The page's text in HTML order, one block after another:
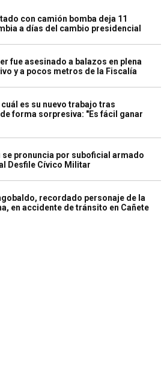
con camión bomba deja 11
a días del cambio presidencial
fue asesinado a balazos en plena
y a pocos metros de la Fiscalía
es su nuevo trabajo tras
forma sorpresiva: "Es fácil ganar
se pronuncia por suboficial armado
Desfile Cívico Militar
recordado personaje de la
en accidente de tránsito en Cañete